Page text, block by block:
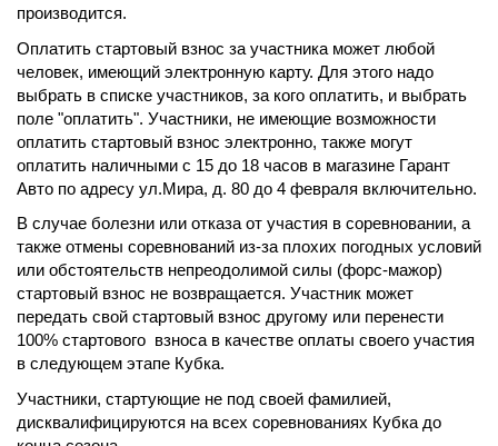
производится.
Оплатить стартовый взнос за участника может любой
человек, имеющий электронную карту. Для этого надо
выбрать в списке участников, за кого оплатить, и выбрать
поле "оплатить". Участники, не имеющие возможности
оплатить стартовый взнос электронно, также могут
оплатить наличными с 15 до 18 часов в магазине Гарант
Авто по адресу ул.Мира, д. 80 до 4 февраля включительно.
В случае болезни или отказа от участия в соревновании, а
также отмены соревнований из-за плохих погодных условий
или обстоятельств непреодолимой силы (форс-мажор)
стартовый взнос не возвращается. Участник может
передать свой стартовый взнос другому или перенести
100% стартового взноса в качестве оплаты своего участия
в следующем этапе Кубка.
Участники, стартующие не под своей фамилией,
дисквалифицируются на всех соревнованиях Кубка до